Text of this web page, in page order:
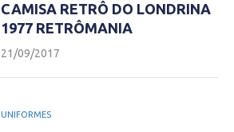
CAMISA RETRÔ DO LONDRINA
1977 RETRÔMANIA
21/09/2017
UNIFORMES